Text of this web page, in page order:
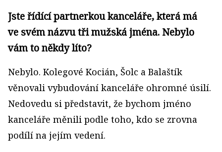
Jste řídící partnerkou kanceláře, která má
ve svém názvu tři mužská jména. Nebylo
vám to někdy líto?
Nebylo. Kolegové Kocián, Šolc a Balaštík
věnovali vybudování kanceláře ohromné úsilí.
Nedovedu si představit, že bychom jméno
kanceláře měnili podle toho, kdo se zrovna
podílí na jejím vedení.